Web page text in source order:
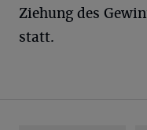
Ziehung des
statt.